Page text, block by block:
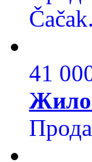
Čačak.
41